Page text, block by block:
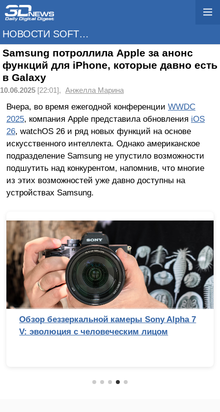
НОВОСТИ SOFTWARE
Samsung потроллила Apple за анонс
функций для iPhone, которые давно есть
в Galaxy
10.06.2025 [22:01], Анжелла Марина
Вчера, во время ежегодной конференции WWDC
2025, компания Apple представила обновления iOS
26, watchOS 26 и ряд новых функций на основе
искусственного интеллекта. Однако американское
подразделение Samsung не упустило возможности
подшутить над конкурентом, напомнив, что многие
из этих возможностей уже давно доступны на
устройствах Samsung.
Обзор беззеркальной камеры Sony Alpha 7
V: эволюция с человеческим лицом